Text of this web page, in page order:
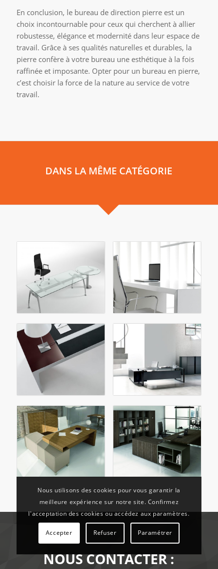
En conclusion, le bureau de direction pierre est un
choix incontournable pour ceux qui cherchent à allier
robustesse, élégance et modernité dans leur espace de
travail. Grâce à ses qualités naturelles et durables, la
pierre confère à votre bureau une esthétique à la fois
raffinée et imposante. Opter pour un bureau en pierre,
c’est choisir la force de la nature au service de votre
travail.
DANS LA MÊME CATÉGORIE
NOUS CONTACTER :
Nous utilisons des cookies pour vous garantir la
meilleure expérience sur notre site. Confirmez
l'acceptation des cookies ou accédez aux paramètres.
Accepter Refuser Paramétrer